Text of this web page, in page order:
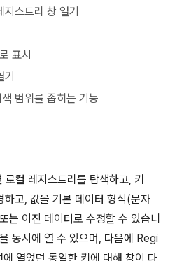
스트리 창 열기
표시
범위를 좁히는 기능
컬 레지스트리를 탐색하고, 키
하고, 값을 기본 데이터 형식(문자
는 이진 데이터로 수정할 수 있습니
동시에 열 수 있으며, 다음에 Regi
열었던 동일한 키에 대해 창이 다